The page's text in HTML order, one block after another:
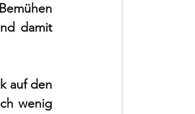
damit
auf den
wenig